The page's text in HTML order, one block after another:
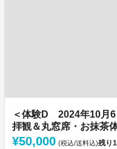
＜体験D 2024年10月6
拝観＆丸窓席・お抹茶
¥50,000 (税込/送料込)残り